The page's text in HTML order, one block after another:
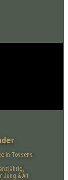
in Tossen​s
Jung & Alt